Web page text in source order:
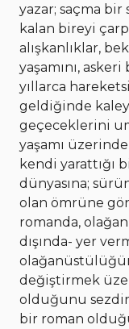
yazar; saçma bir
kalan bireyi
alışkanlıklar,
yaşamını,
yıllarca
geldiğinde
geçeceklerini
yaşamı
kendi yarattığı
dünyasına;
olan ömrüne
romanda,
dışında- yer
değiştirmek
olduğunu
bir roman